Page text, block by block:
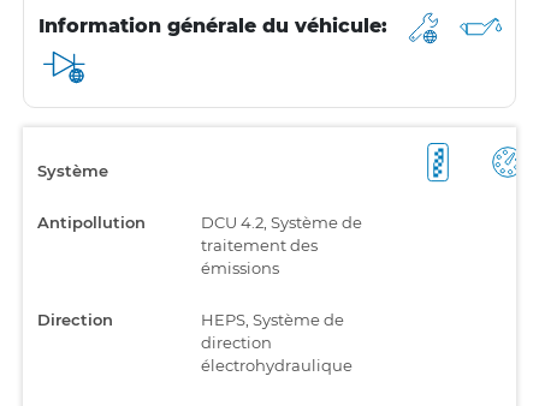
Information générale du véhicule:
Système
Antipollution
DCU 4.2, Système de
traitement des
émissions
Direction
HEPS, Système de
direction
électrohydraulique